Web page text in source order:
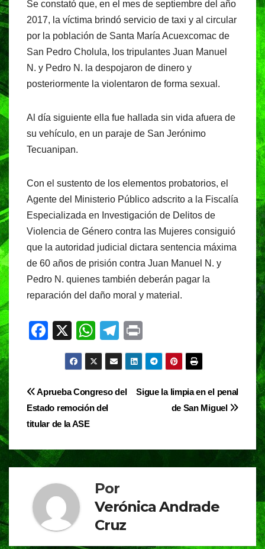
k
Se constató que, en el mes de septiembre del año
2017, la víctima brindó servicio de taxi y al circular
por la población de Santa María Acuexcomac de
San Pedro Cholula, los tripulantes Juan Manuel
N. y Pedro N. la despojaron de dinero y
posteriormente la violentaron de forma sexual.
Al día siguiente ella fue hallada sin vida afuera de
su vehículo, en un paraje de San Jerónimo
Tecuanipan.
Con el sustento de los elementos probatorios, el
Agente del Ministerio Público adscrito a la Fiscalía
Especializada en Investigación de Delitos de
Violencia de Género contra las Mujeres consiguió
que la autoridad judicial dictara sentencia máxima
de 60 años de prisión contra Juan Manuel N. y
Pedro N. quienes también deberán pagar la
reparación del daño moral y material.
F
e
b
o
o
k
X
W
h
at
s
A
p
T
el
e
gr
in
t
Navegación
de
entradas
Sigue la limpia en el penal
de San Miguel
Aprueba Congreso del
Estado remoción del
titular de la ASE
Por
Verónica Andrade
Cruz